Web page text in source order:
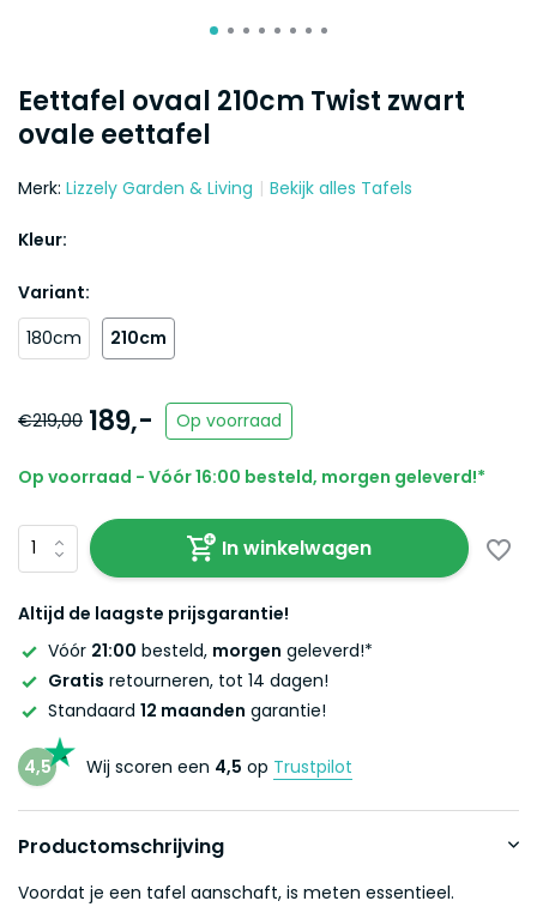
Eettafel ovaal 210cm Twist zwart
ovale eettafel
Merk: Lizzely Garden & Living Bekijk alles Tafels
Kleur:
Variant:
180cm
210cm
€219,00 189,- Op voorraad
Op voorraad - Vóór 16:00 besteld, morgen geleverd!*
In winkelwagen
Altijd de laagste prijsgarantie!
Vóór 21:00 besteld, morgen geleverd!*
Gratis retourneren, tot 14 dagen!
Standaard 12 maanden garantie!
4,5 Wij scoren een 4,5 op Trustpilot
Productomschrijving
Voordat je een tafel aanschaft, is meten essentieel.